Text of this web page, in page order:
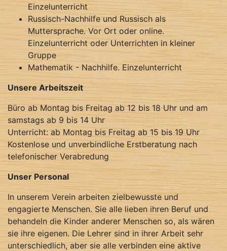
Einzelunterricht
Russisch-Nachhilfe und Russisch als
Muttersprache. Vor Ort oder online.
Einzelunterricht oder Unterrichten in kleiner
Gruppe
Mathematik - Nachhilfe. Einzelunterricht
Unsere Arbeitszeit
Büro ab Montag bis Freitag ab 12 bis 18 Uhr und am
samstags ab 9 bis 14 Uhr
Unterricht: ab Montag bis Freitag ab 15 bis 19 Uhr
Kostenlose und unverbindliche Erstberatung nach
telefonischer Verabredung
Unser Personal
In unserem Verein arbeiten zielbewusste und
engagierte Menschen. Sie alle lieben ihren Beruf und
behandeln die Kinder anderer Menschen so, als wären
sie ihre eigenen. Die Lehrer sind in ihrer Arbeit sehr
unterschiedlich, aber sie alle verbinden eine aktive